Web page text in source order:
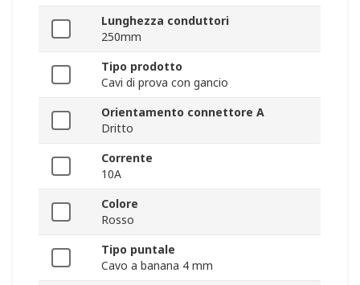
Lunghezza conduttori
250mm
Tipo prodotto
Cavi di prova con gancio
Orientamento connettore A
Dritto
Corrente
10A
Colore
Rosso
Tipo puntale
Cavo a banana 4 mm